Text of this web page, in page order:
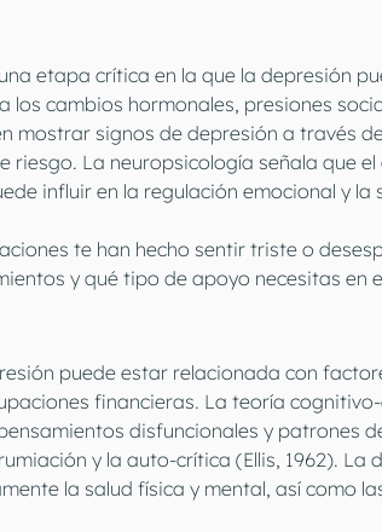
etapa crítica en la que la depresión
los cambios hormonales, presiones
mostrar signos de depresión a través
riesgo. La neuropsicología señala que
influir en la regulación emocional y
te han hecho sentir triste o
y qué tipo de apoyo necesitas en
puede estar relacionada con
financieras. La teoría
disfuncionales y patrones
y la auto-crítica (Ellis, 1962). La
la salud física y mental, así como